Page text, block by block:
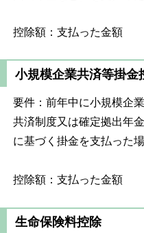
控除額：支払った金額
小規模企業共済等掛金
要件：前年中に小規模企
共済制度又は確定拠出年
に基づく掛金を支払った
控除額：支払った金額
生命保険料控除